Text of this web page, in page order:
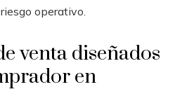
operativo.
venta diseñados
en